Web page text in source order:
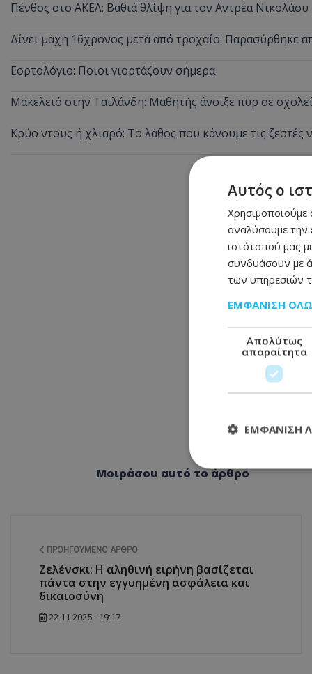
Πένθος στο ΑΚΕΛ: Βαθιά θλίψη για τον Αντρέα
Δίνει μάχη 16χρονος μετά από τροχαίο: Παρασύρθηκε
Εορτολόγιο: Ποιοι γιορτάζουν σήμερα
Μακελειό στην Ταϊλάνδη: Μαθητής άνοιξε πυρ σε
Κρύο ντους ή χλιαρό; Το λάθος που κάνουμε τις ζεστές
Μοιράσου αυτό το άρθρο
ΠΡΟΗΓΟΎΜΕΝΟ ΆΡΘΡΟ
Ζελένσκι: Η αληθινή ειρήνη βασίζεται
πάντα στην εγγυημένη ασφάλεια και
δικαιοσύνη
22.11.2025 - 19:17
Αυτός ο
Χρησιμοποιούμε
αναλύσουμε την
ιστότοπού μας
συνδυάσουν με
των υπηρεσιών
ΕΜΦΆΝΙΣΗ
Απολύτως
απαραίτητα
ΕΜΦΆΝΙΣΗ
usprivacy